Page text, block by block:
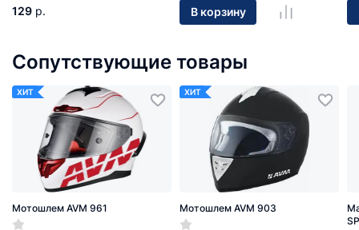
129 р. В корзину
Сопутствующие товары
ХИТ
Мотошлем AVM 961
ХИТ
Мотошлем AVM 903